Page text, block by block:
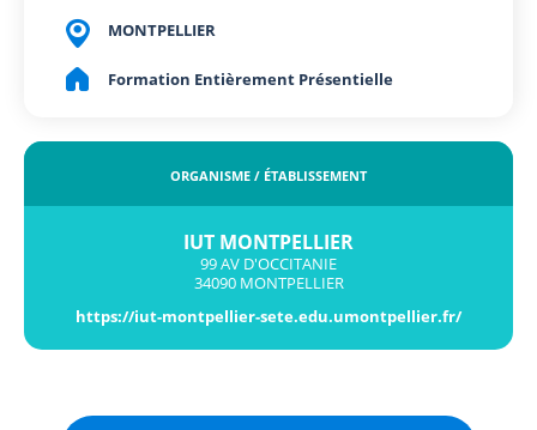
MONTPELLIER
Formation Entièrement Présentielle
ORGANISME / ÉTABLISSEMENT
IUT MONTPELLIER
99 AV D'OCCITANIE
34090 MONTPELLIER
https://iut-montpellier-sete.edu.umontpellier.fr/